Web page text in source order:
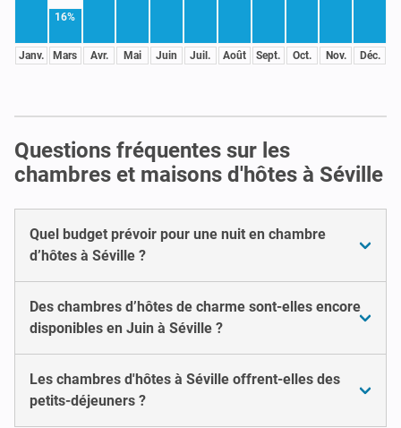
Janv.
16%
Mars Avr. Mai Juin Juil. Août Sept. Oct. Nov. Déc.
Questions fréquentes sur les
chambres et maisons d'hôtes à Séville
Quel budget prévoir pour une nuit en chambre
d’hôtes à Séville ?
Des chambres d’hôtes de charme sont-elles encore
disponibles en Juin à Séville ?
Les chambres d'hôtes à Séville offrent-elles des
petits-déjeuners ?